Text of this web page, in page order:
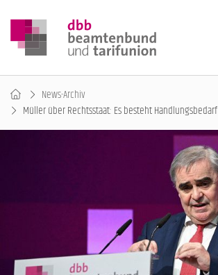
News-Archiv
Müller über Rechtsstaat: Es besteht Handlungsbedarf